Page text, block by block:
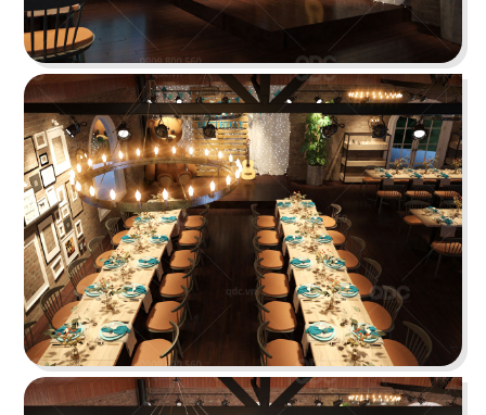
HIGHLANDS COFFEE
Highlands Sunwah do QDC Design & Build thi
công sở hữu không gian hai mặt tiền rộng rãi
cùng phong cách thiết kế hiện đại, sang trọng.
Chi tiết